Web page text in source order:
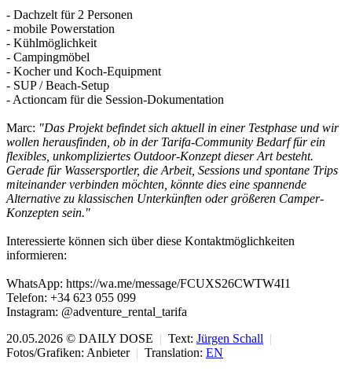
- Dachzelt für 2 Personen
- mobile Powerstation
- Kühlmöglichkeit
- Campingmöbel
- Kocher und Koch-Equipment
- SUP / Beach-Setup
- Actioncam für die Session-Dokumentation
Marc: "Das Projekt befindet sich aktuell in einer Testphase und wir
wollen herausfinden, ob in der Tarifa-Community Bedarf für ein
flexibles, unkompliziertes Outdoor-Konzept dieser Art besteht.
Gerade für Wassersportler, die Arbeit, Sessions und spontane Trips
miteinander verbinden möchten, könnte dies eine spannende
Alternative zu klassischen Unterkünften oder größeren Camper-
Konzepten sein."
Interessierte können sich über diese Kontaktmöglichkeiten
informieren:
WhatsApp: https://wa.me/message/FCUXS26CWTW4I1
Telefon: +34 623 055 099
Instagram: @adventure_rental_tarifa
20.05.2026 © DAILY DOSE | Text: Jürgen Schall |
Fotos/Grafiken: Anbieter | Translation: EN